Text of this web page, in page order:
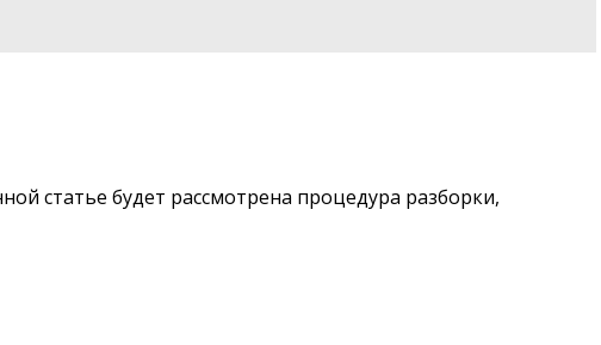
статье будет рассмотрена процедура разборки,